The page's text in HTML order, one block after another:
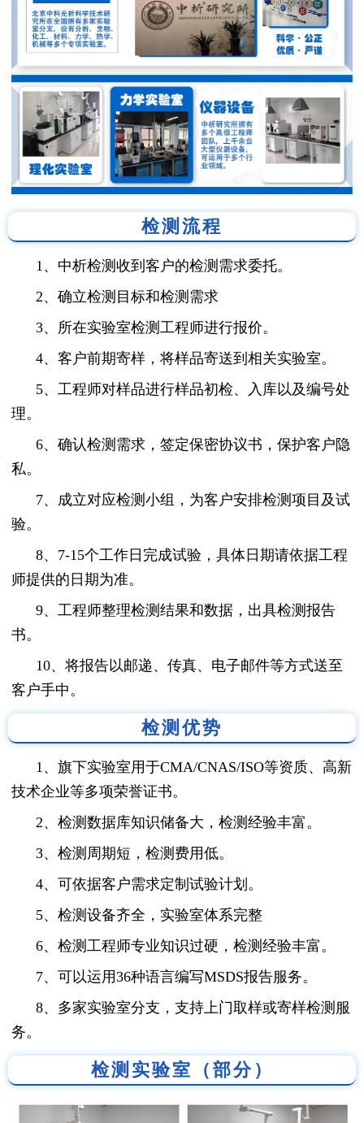
检测流程
1、中析检测收到客户的检测需求委托。
2、确立检测目标和检测需求
3、所在实验室检测工程师进行报价。
4、客户前期寄样，将样品寄送到相关实验室。
5、工程师对样品进行样品初检、入库以及编号处
理。
6、确认检测需求，签定保密协议书，保护客户隐
私。
7、成立对应检测小组，为客户安排检测项目及试
验。
8、7-15个工作日完成试验，具体日期请依据工程
师提供的日期为准。
9、工程师整理检测结果和数据，出具检测报告
书。
10、将报告以邮递、传真、电子邮件等方式送至
客户手中。
检测优势
1、旗下实验室用于CMA/CNAS/ISO等资质、高新
技术企业等多项荣誉证书。
2、检测数据库知识储备大，检测经验丰富。
3、检测周期短，检测费用低。
4、可依据客户需求定制试验计划。
5、检测设备齐全，实验室体系完整
6、检测工程师专业知识过硬，检测经验丰富。
7、可以运用36种语言编写MSDS报告服务。
8、多家实验室分支，支持上门取样或寄样检测服
务。
检测实验室（部分）